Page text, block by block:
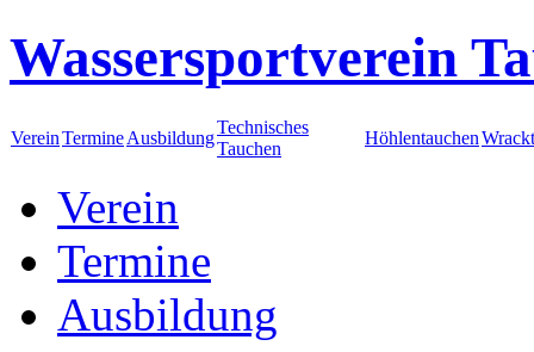
Wassersportverein
VereinTermineAusbildung
Technisches
Tauchen
Höhlentauchen
Verein
Termine
Ausbildung